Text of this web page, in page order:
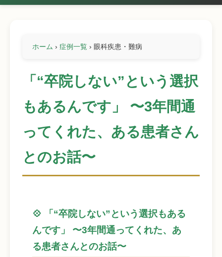
ホーム › 症例一覧 › 眼科疾患・難病
「“卒院しない”という選択
もあるんです」 〜3年間通
ってくれた、ある患者さん
とのお話〜
💠 「“卒院しない”という選択もある
んです」 〜3年間通ってくれた、あ
る患者さんとのお話〜